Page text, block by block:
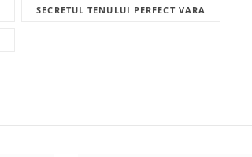
SECRETUL TENULUI PERFECT VARA